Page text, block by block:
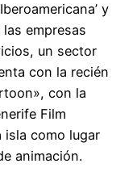
y
empresas
un sector
con la recién
con la
Film
isla como lugar
animación.